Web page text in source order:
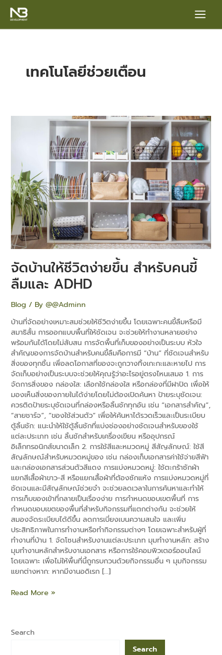
Main
Menu
เทคโนโลยีช่วยเตือน
จัดบ้านให้ชีวิตง่ายขึ้น สำหรับคนขี้
ลืมและ ADHD
Blog / By@@Adminn
บ้านที่จัดอย่างเหมาะสมช่วยให้ชีวิตง่ายขึ้น โดยเฉพาะคนขี้ลืมหรือมี
สมาธิสั้น การออกแบบพื้นที่ให้ชัดเจน จะช่วยให้ทำงานหลายอย่าง
พร้อมกันได้โดยไม่สับสน การจัดพื้นที่เก็บของอย่างเป็นระบบ หัวใจ
สำคัญของการจัดบ้านสำหรับคนขี้ลืมคือการมี “บ้าน” ที่ชัดเจนสำหรับ
สิ่งของทุกชิ้น เพื่อลดโอกาสที่ของจะถูกวางทิ้งเกะกะและหายไป การ
จัดเก็บอย่างเป็นระบบจะช่วยให้คุณรู้ว่าอะไรอยู่ตรงไหนเสมอ 1. การ
จัดการสิ่งของ กล่องใส: เลือกใช้กล่องใส หรือกล่องที่มีฝาปิด เพื่อให้
มองเห็นสิ่งของภายในได้ง่ายโดยไม่ต้องเปิดค้นหา ป้ายระบุชัดเจน:
ควรติดป้ายระบุชัดเจนที่กล่องหรือลิ้นชักทุกอัน เช่น “เอกสารสำคัญ”,
“สายชาร์จ”, “ของใช้ส่วนตัว” เพื่อให้ค้นหาได้รวดเร็วและเป็นระเบียบ
ตู้ลิ้นชัก: แนะนำให้ใช้ตู้ลิ้นชักที่แบ่งช่องอย่างชัดเจนสำหรับของใช้
แต่ละประเภท เช่น ลิ้นชักสำหรับเครื่องเขียน หรืออุปกรณ์
อิเล็กทรอนิกส์ขนาดเล็ก 2. การใช้สีและหมวดหมู่ สีสัญลักษณ์: ใช้สี
สัญลักษณ์สำหรับหมวดหมู่ของ เช่น กล่องเก็บเอกสารค่าใช้จ่ายสีฟ้า
และกล่องเอกสารส่วนตัวสีแดง การแบ่งหมวดหมู่: ใช้ตะกร้าซักผ้า
แยกสีเสื้อผ้าขาว-สี หรือแยกเสื้อผ้าที่ต้องซักแห้ง การแบ่งหมวดหมู่ที่
ชัดเจนและมีสัญลักษณ์ช่วยจำ จะช่วยลดเวลาในการค้นหาและทำให้
การเก็บของเข้าที่กลายเป็นเรื่องง่าย การกำหนดขอบเขตพื้นที่ การ
กำหนดขอบเขตของพื้นที่สำหรับกิจกรรมที่แตกต่างกัน จะช่วยให้
สมองจัดระเบียบได้ดีขึ้น ลดการเบี่ยงเบนความสนใจ และเพิ่ม
ประสิทธิภาพในการทำงานหรือทำกิจกรรมต่างๆ โดยเฉพาะสำหรับผู้ที่
ทำงานที่บ้าน 1. จัดโซนสำหรับงานแต่ละประเภท มุมทำงานหลัก: สร้าง
มุมทำงานหลักสำหรับงานเอกสาร หรือการใช้คอมพิวเตอร์ออนไลน์
โดยเฉพาะ เพื่อไม่ให้พื้นที่นี้ถูกรบกวนด้วยกิจกรรมอื่น ๆ มุมกิจกรรม
แยกต่างหาก: หากมีงานอดิเรก […]
ง่าย
ขึ้น
สำหรับ
คน
ขี้
ลืม
และ
ADHD
Read More »
Search
Search